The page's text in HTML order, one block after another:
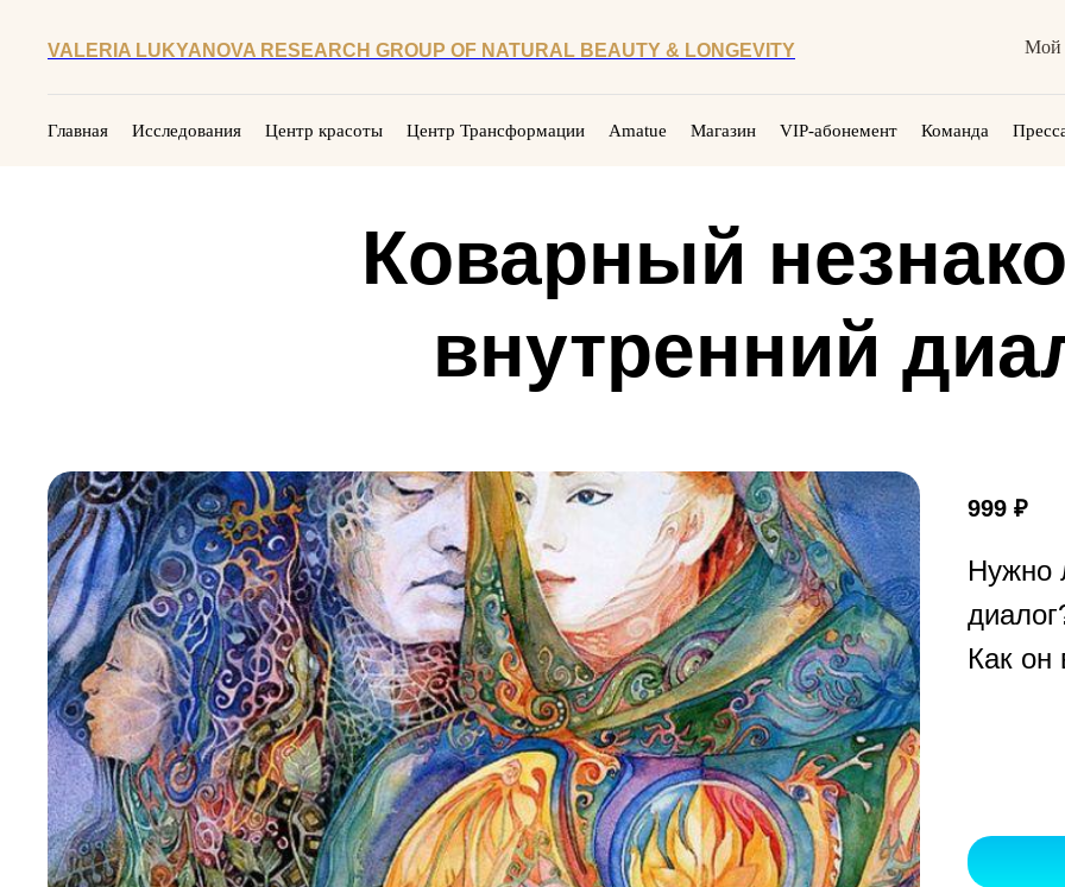
VALERIA LUKYANOVA RESEARCH GROUP OF NATURAL BEAUTY & LONGEVITY Мой
Главная Исследования Центр красоты Центр Трансформации Amatue Магазин VIP-абонемент Команда
Коварный
внутренний
999 ₽
Нужно
Как он